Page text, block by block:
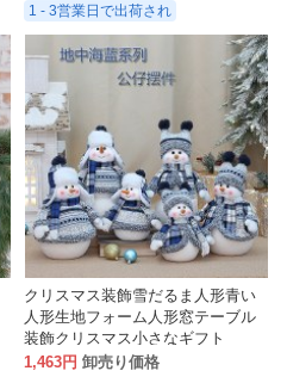
1 - 3営業日で出荷され
クリスマス装飾雪だるま人形青い
人形生地フォーム人形窓テーブル
装飾クリスマス小さなギフト
1,463円 卸売り価格